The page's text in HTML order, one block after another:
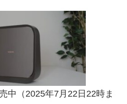
中（2025年7月22日22時ま